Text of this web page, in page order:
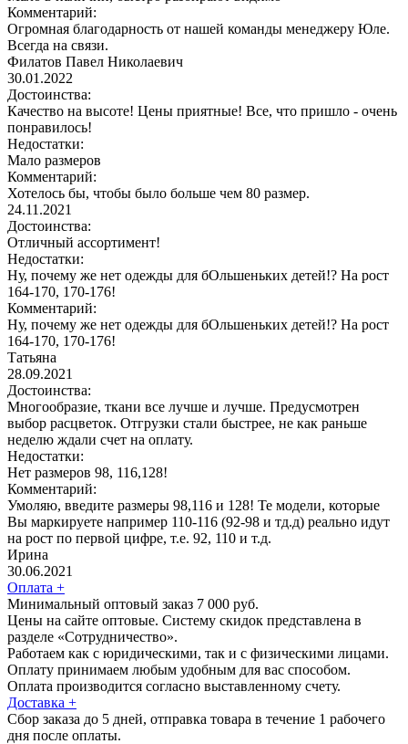
Комментарий:
Огромная благодарность от нашей команды менеджеру Юле.
Всегда на связи.
Филатов Павел Николаевич
30.01.2022
Достоинства:
Качество на высоте! Цены приятные! Все, что пришло - очень
понравилось!
Недостатки:
Мало размеров
Комментарий:
Хотелось бы, чтобы было больше чем 80 размер.
24.11.2021
Достоинства:
Отличный ассортимент!
Недостатки:
Ну, почему же нет одежды для бОльшеньких детей!? На рост
164-170, 170-176!
Комментарий:
Ну, почему же нет одежды для бОльшеньких детей!? На рост
164-170, 170-176!
Татьяна
28.09.2021
Достоинства:
Многообразие, ткани все лучше и лучше. Предусмотрен
выбор расцветок. Отгрузки стали быстрее, не как раньше
неделю ждали счет на оплату.
Недостатки:
Нет размеров 98, 116,128!
Комментарий:
Умоляю, введите размеры 98,116 и 128! Те модели, которые
Вы маркируете например 110-116 (92-98 и тд.д) реально идут
на рост по первой цифре, т.е. 92, 110 и т.д.
Ирина
30.06.2021
Оплата +
Минимальный оптовый заказ 7 000 руб.
Цены на сайте оптовые. Систему скидок представлена в
разделе «Сотрудничество».
Работаем как с юридическими, так и с физическими лицами.
Оплату принимаем любым удобным для вас способом.
Оплата производится согласно выставленному счету.
Доставка +
Сбор заказа до 5 дней, отправка товара в течение 1 рабочего
дня после оплаты.